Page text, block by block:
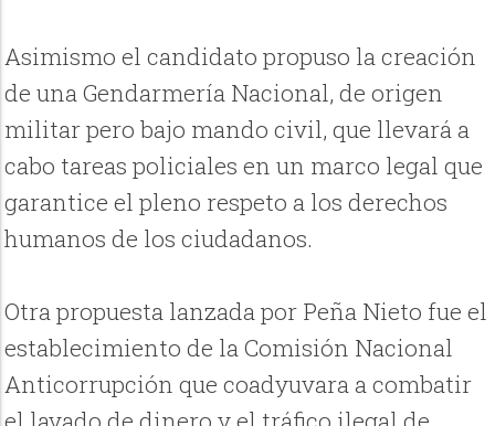
Asimismo el candidato propuso la creación
de una Gendarmería Nacional, de origen
militar pero bajo mando civil, que llevará a
cabo tareas policiales en un marco legal que
garantice el pleno respeto a los derechos
humanos de los ciudadanos.
Otra propuesta lanzada por Peña Nieto fue el
establecimiento de la Comisión Nacional
Anticorrupción que coadyuvara a combatir